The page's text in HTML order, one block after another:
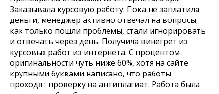
Заказывала курсовую работу. Пока не заплатила
деньги, менеджер активно отвечал на вопросы,
как только пошли проблемы, стали игнорировать
и отвечать через день. Получила винегрет из
курсовых работ из интернета. С процентом
оригинальности чуть ниже 60%, хотя на сайте
крупными буквами написано, что работы
проходят проверку на антиплагиат. Работа была